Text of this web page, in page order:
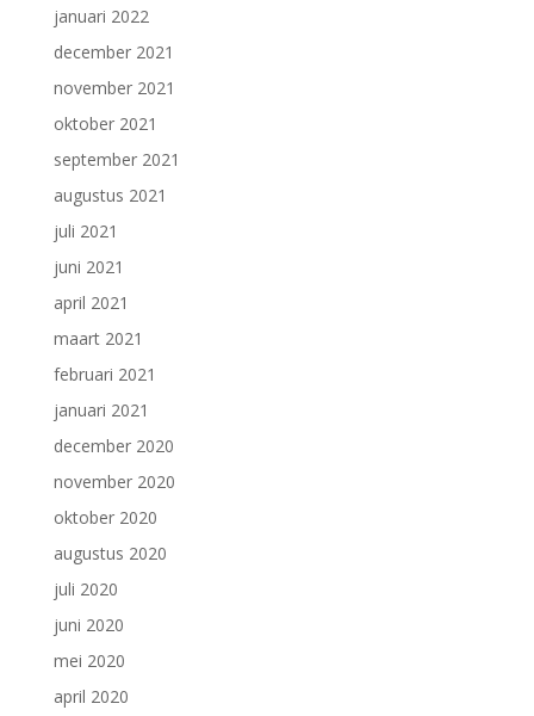
januari 2022
december 2021
november 2021
oktober 2021
september 2021
augustus 2021
juli 2021
juni 2021
april 2021
maart 2021
februari 2021
januari 2021
december 2020
november 2020
oktober 2020
augustus 2020
juli 2020
juni 2020
mei 2020
april 2020